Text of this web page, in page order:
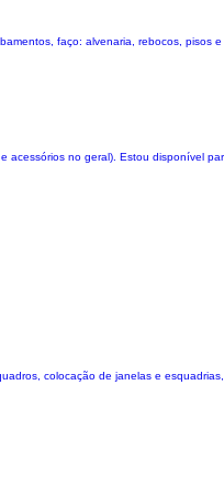
faço: alvenaria, rebocos, pisos
no geral). Estou disponível
colocação de janelas e